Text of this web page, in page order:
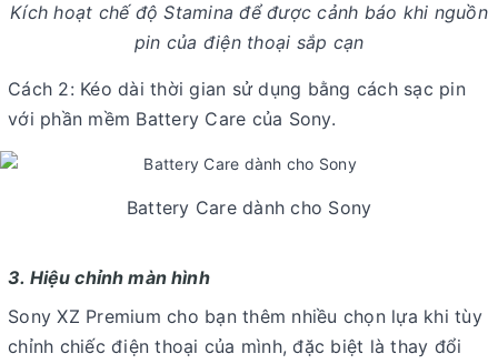
Kích hoạt chế độ Stamina để được cảnh báo khi nguồn
pin của điện thoại sắp cạn
Cách 2: Kéo dài thời gian sử dụng bằng cách sạc pin
với phần mềm Battery Care của Sony.
Battery Care dành cho Sony
3. Hiệu chỉnh màn hình
Sony XZ Premium cho bạn thêm nhiều chọn lựa khi tùy
chỉnh chiếc điện thoại của mình, đặc biệt là thay đổi